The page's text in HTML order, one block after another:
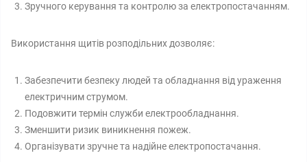
Зручного керування та контролю за електропостачанням.
Використання щитів розподільних дозволяє:
Забезпечити безпеку людей та обладнання від ураження
електричним струмом.
Подовжити термін служби електрообладнання.
Зменшити ризик виникнення пожеж.
Організувати зручне та надійне електропостачання.